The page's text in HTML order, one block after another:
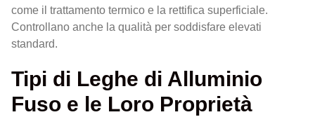
come il trattamento termico e la rettifica superficiale.
Controllano anche la qualità per soddisfare elevati
standard.
Tipi di Leghe di Alluminio
Fuso e le Loro Proprietà